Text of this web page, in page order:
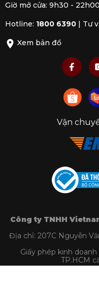
Giờ mở cửa: 9h30 - 22h00
Hotline: 1800 6390 Tư
Xem bản đồ
Vận
Công ty TNHH
Địa chỉ: 207C Nguyễn
Giấy phép kinh doanh
TP.HCM